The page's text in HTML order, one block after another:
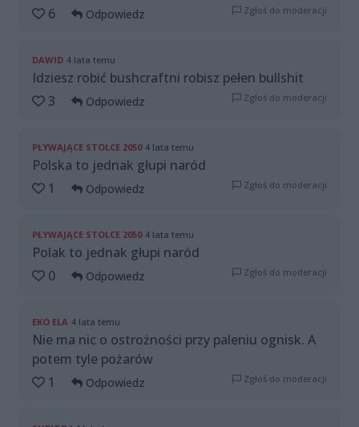
6
Odpowiedz Zgłoś do moderacji
DAWID 4 lata temu
Idziesz robić bushcraftni robisz pełen bullshit
3
Odpowiedz Zgłoś do moderacji
PŁYWAJĄCE STOLCE 2050 4 lata temu
Polska to jednak głupi naród
1
Odpowiedz Zgłoś do moderacji
PŁYWAJĄCE STOLCE 2050 4 lata temu
Polak to jednak głupi naród
0
Odpowiedz Zgłoś do moderacji
EKO ELA 4 lata temu
Nie ma nic o ostrożności przy paleniu ognisk. A
potem tyle pożarów
1
Odpowiedz Zgłoś do moderacji